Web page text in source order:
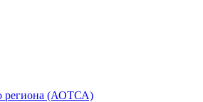
региона (АОТСА)